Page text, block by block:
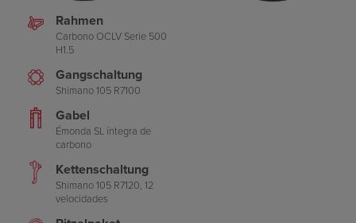
Rahmen
Carbono OCLV Serie 500
H1.5
Gangschaltung
Shimano 105 R7100
Gabel
Émonda SL íntegra de
carbono
Kettenschaltung
Shimano 105 R7120, 12
velocidades